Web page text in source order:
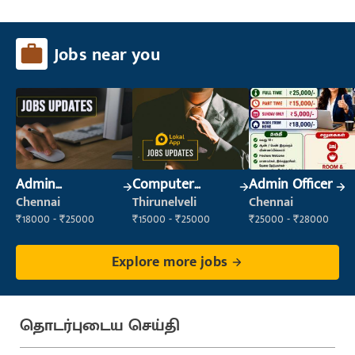
Jobs near you
Admin
Supervisor
Chennai
₹18000 - ₹25000
Computer
Operator
Thirunelveli
₹15000 - ₹25000
Admin Officer
Chennai
₹25000 - ₹28000
Explore more jobs
தொடர்புடைய செய்தி